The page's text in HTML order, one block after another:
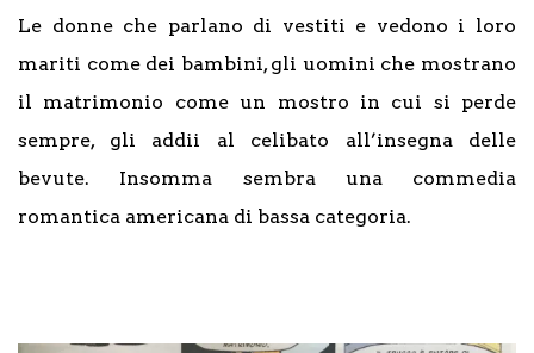
Le donne che parlano di vestiti e vedono i loro
mariti come dei bambini, gli uomini che mostrano
il matrimonio come un mostro in cui si perde
sempre, gli addii al celibato all’insegna delle
bevute. Insomma sembra una commedia
romantica americana di bassa categoria.